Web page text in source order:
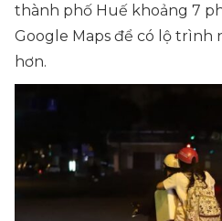
thành phố Huế khoảng 7
Google Maps để có lộ trình
hơn.